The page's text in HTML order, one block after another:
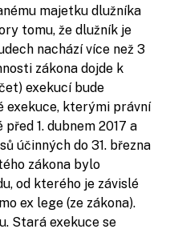
majetku dlužníka
tomu, že dlužník je
nachází více než 3
zákona dojde k
exekucí bude
exekuce, kterými právní
1. dubnem 2017 a
účinných do 31. března
zákona bylo
od kterého je závislé
ex lege (ze zákona).
Stará exekuce se